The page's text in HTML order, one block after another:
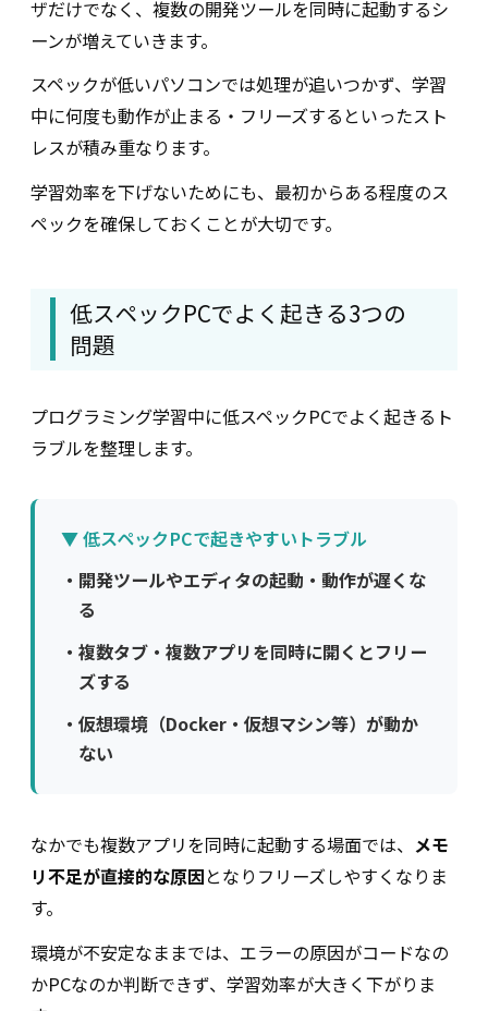
ザだけでなく、複数の開発ツールを同時に起動するシ
ーンが増えていきます。
スペックが低いパソコンでは処理が追いつかず、学習
中に何度も動作が止まる・フリーズするといったスト
レスが積み重なります。
学習効率を下げないためにも、最初からある程度のス
ペックを確保しておくことが大切です。
低スペックPCでよく起きる3つの
問題
プログラミング学習中に低スペックPCでよく起きるト
ラブルを整理します。
▼ 低スペックPCで起きやすいトラブル
・ 開発ツールやエディタの起動・動作が遅くな
る
・ 複数タブ・複数アプリを同時に開くとフリー
ズする
・ 仮想環境（Docker・仮想マシン等）が動か
ない
なかでも複数アプリを同時に起動する場面では、 メモ
リ不足が直接的な原因となりフリーズしやすくなりま
す。
環境が不安定なままでは、エラーの原因がコードなの
かPCなのか判断できず、学習効率が大きく下がりま